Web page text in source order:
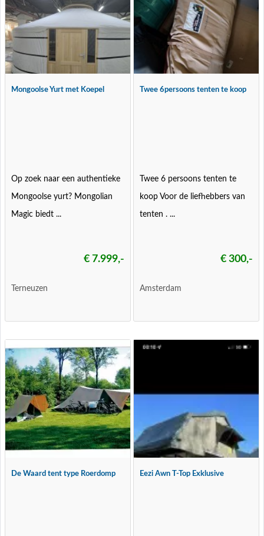
Mongoolse Yurt met Koepel
Op zoek naar een authentieke
Mongoolse yurt? Mongolian
Magic biedt ...
€ 7.999,-
Terneuzen
Twee 6persoons tenten te koop
Twee 6 persoons tenten te
koop Voor de liefhebbers van
tenten . ...
€ 300,-
Amsterdam
De Waard tent type Roerdomp Eezi Awn T-Top Exklusive